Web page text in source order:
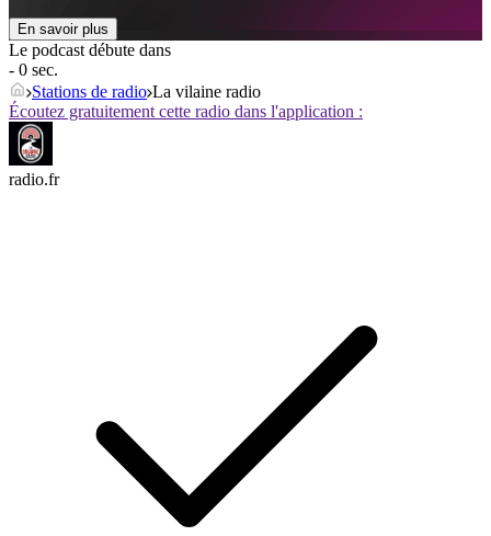
En savoir plus
Le podcast débute dans
- 0 sec.
Stations de radio La vilaine radio
Écoutez gratuitement cette radio dans l'application :
radio.fr